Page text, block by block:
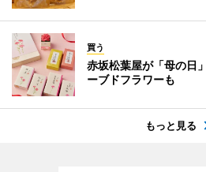
買う
赤坂松葉屋が「母の日
ーブドフラワーも
もっと見る